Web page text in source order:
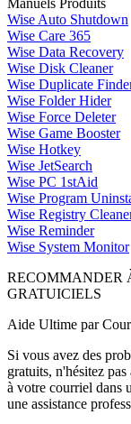
Wise Auto Shutdown
Wise Care 365
Wise Data Recovery
Wise Disk Cleaner
Wise Duplicate
Wise Folder Hider
Wise Force Deleter
Wise Game Booster
Wise Hotkey
Wise JetSearch
Wise PC 1stAid
Wise Program
Wise Registry
Wise Reminder
Wise System Monitor
RECOMMANDER
GRATUICIELS
Aide Ultime par
Si vous avez des
gratuits, n'hésitez
à votre courriel dans
une assistance